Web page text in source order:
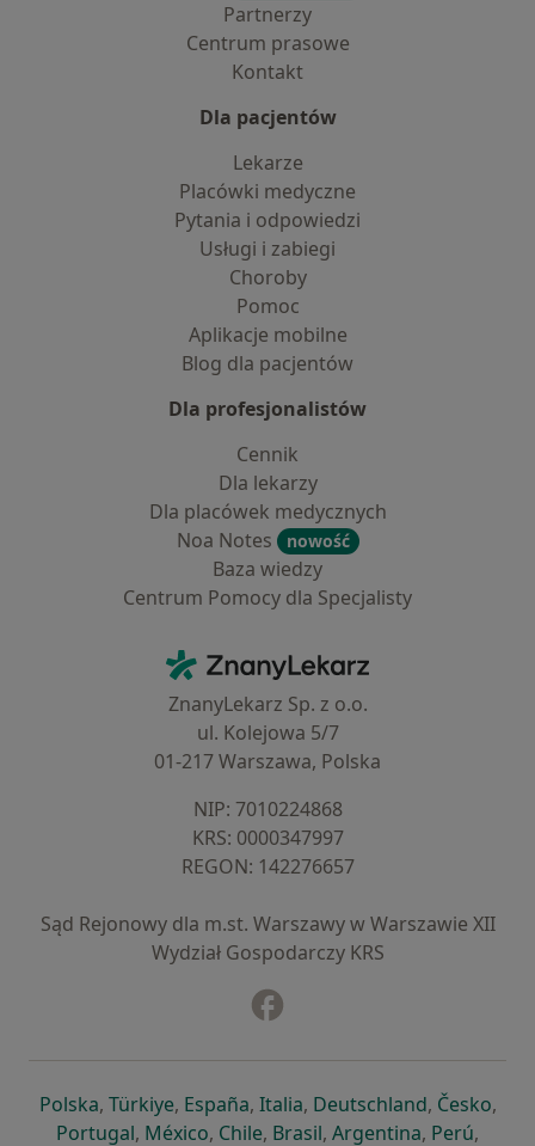
Partnerzy
Centrum prasowe
Kontakt
Dla pacjentów
Lekarze
Placówki medyczne
Pytania i odpowiedzi
Usługi i zabiegi
Choroby
Pomoc
Aplikacje mobilne
Blog dla pacjentów
Dla profesjonalistów
Cennik
Dla lekarzy
Dla placówek medycznych
Noa Notes
nowość
Baza wiedzy
Centrum Pomocy dla Specjalisty
ZnanyLekarz - Strona główna
ZnanyLekarz Sp. z o.o.
ul. Kolejowa 5/7
01-217 Warszawa, Polska
NIP: ⁠7010224868
KRS: ⁠0000347997
REGON: ⁠142276657
Sąd Rejonowy dla m.st. Warszawy w Warszawie XII
Wydział Gospodarczy KRS
Polskaotwiera się w nowej karcie
, Türkiyeotwiera się w nowej karcie
, Españaotwiera się w nowej karcie
, Italiaotwiera się w nowej
, Deutschlandotwiera się
, Česko,
Portugalotwiera się w nowej karcie
, Méxicootwiera się w nowej karcie
, Chileotwiera się w nowej karcie
, Brasilotwiera się w nowej
, Argentinaotwiera się
, Perú,